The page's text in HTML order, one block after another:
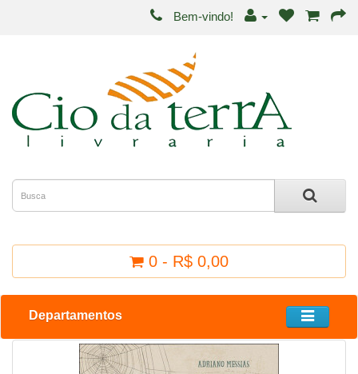
Bem-vindo!
0 - R$ 0,00
Departamentos